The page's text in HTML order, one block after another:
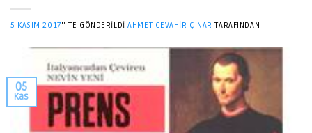
5 KASIM 2017’' TE GÖNDERILDI AHMET CEVAHIR ÇINAR TARAFINDAN
05
Kas